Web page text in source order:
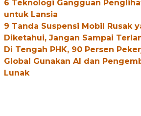
6 Teknologi Gangguan
untuk Lansia
9 Tanda Suspensi Mobil Rusak
Diketahui, Jangan Sampai
Di Tengah PHK, 90 Persen
Global Gunakan AI dan
Lunak